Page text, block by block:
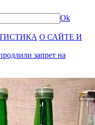
Ok
О САЙТЕ И
запрет на